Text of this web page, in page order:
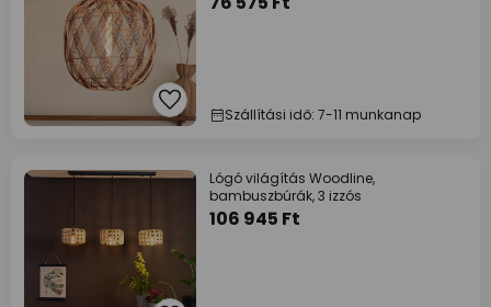
Szállítási idő: 7-11 munkanap
Lógó világítás Woodline,
bambuszbúrák, 3 izzós
106 945 Ft